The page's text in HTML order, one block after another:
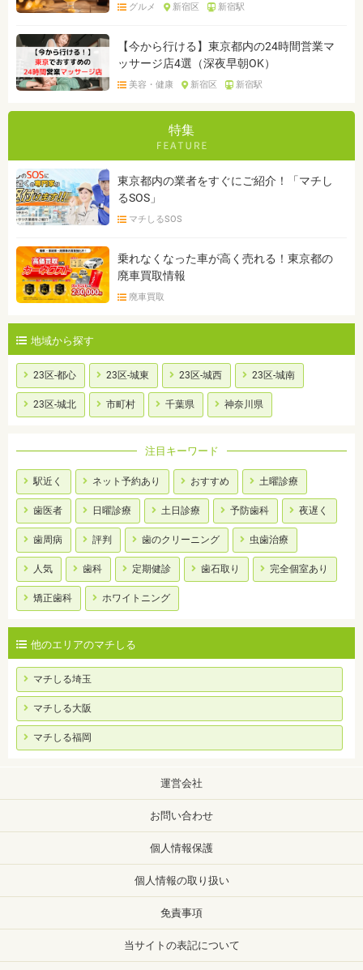
グルメ 新宿区 新宿駅
【今から行ける】東京都内の24時間営業マ
ッサージ店4選（深夜早朝OK）
美容・健康 新宿区 新宿駅
特集
東京都内の業者をすぐにご紹介！「マチし
るSOS」
マチしるSOS
乗れなくなった車が高く売れる！東京都の
廃車買取情報
廃車買取
地域から探す
23区-都心 23区-城東 23区-城西 23区-城南
23区-城北 市町村 千葉県 神奈川県
注目キーワード
駅近く ネット予約あり おすすめ 土曜診療
歯医者 日曜診療 土日診療 予防歯科 夜遅く
歯周病 評判 歯のクリーニング 虫歯治療
人気 歯科 定期健診 歯石取り 完全個室あり
矯正歯科 ホワイトニング
他のエリアのマチしる
マチしる埼玉
マチしる大阪
マチしる福岡
運営会社
お問い合わせ
個人情報保護
個人情報の取り扱い
免責事項
当サイトの表記について